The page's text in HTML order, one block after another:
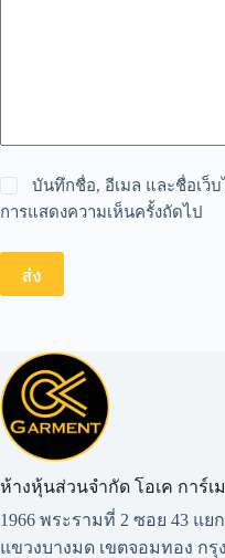
บันทึกชื่อ, อีเมล และชื่อเว็
การแสดงความเห็นครั้งถัดไป
ส่ง
ห้างหุ้นส่วนจำกัด โอเค การ์เ
1966 พระรามที่ 2 ซอย 43 แ
แขวงบางมด เขตจอมทอง กรุ